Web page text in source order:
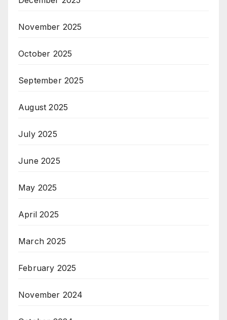
November 2025
October 2025
September 2025
August 2025
July 2025
June 2025
May 2025
April 2025
March 2025
February 2025
November 2024